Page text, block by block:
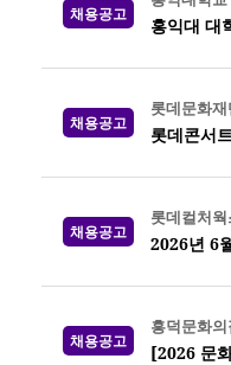
채용공고
홍익대 대
채용공고
롯데문화
롯데콘서
채용공고
롯데컬처
2026년 6
채용공고
흥덕문화의
[2026 문